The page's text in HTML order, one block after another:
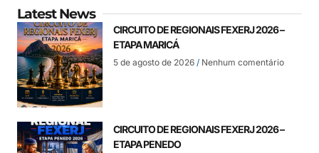
Latest News
CIRCUITO DE REGIONAIS FEXERJ 2026 –
ETAPA MARICÁ
5 de agosto de 2026 Nenhum comentário
CIRCUITO DE REGIONAIS FEXERJ 2026 –
ETAPA PENEDO